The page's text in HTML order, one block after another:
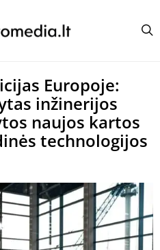
Europoje:
inžinerijos
naujos kartos
technologijos